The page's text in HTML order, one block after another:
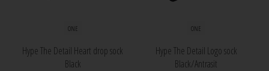
ONE
Hype The Detail Heart drop sock
Black
ONE
Hype The Detail Logo sock
Black/Antrasit